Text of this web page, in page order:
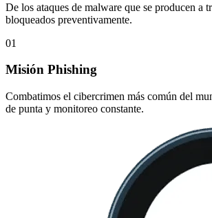
De los ataques de malware que se producen a
bloqueados preventivamente.
01
Misión Phishing
Combatimos el cibercrimen más común del
de punta y monitoreo constante.